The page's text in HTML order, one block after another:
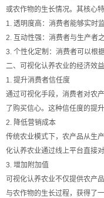
或农作物的生长情况。其核心特
1. 透明度高：消费者能够实时
2. 互动性强：消费者与生产者
3. 个性化定制：消费者可以根
二、可视化认养农业的经济效
1. 提升消费者信任度
通过可视化手段，消费者对农
了购买信心。这种信任度的提
2. 降低营销成本
传统农业模式下，农产品从生
化认养农业通过线上平台直接
3. 增加附加值
可视化认养农业不仅提供农产
与农作物的生长过程，获得了